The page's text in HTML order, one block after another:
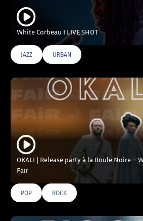
White Corbeau I LIVE SHOT
JAZZ URBAN
OKALI | Release party à la Boule Noire –
Fair
POP ROCK